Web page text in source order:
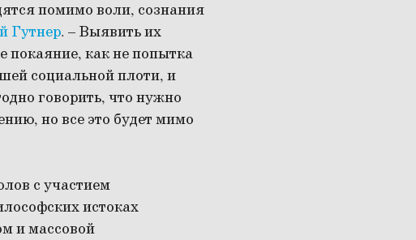
помимо воли, сознания
Гутнер. – Выявить их
покаяние, как не попытка
социальной плоти, и
говорить, что нужно
но все это будет мимо
с участием
истоках
и массовой